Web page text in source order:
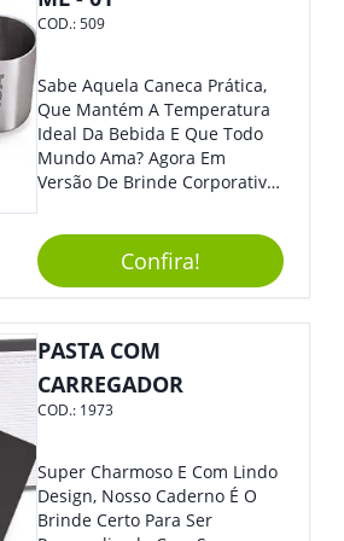
COD.:509
Sabe Aquela Caneca Prática,
Que Mantém A Temperatura
Ideal Da Bebida E Que Todo
Mundo Ama? Agora Em
Versão De Brinde Corporativo
Sua Marca Com Muito Estilo E
Acrescentar Ainda Mais
Praticidade À Eventos E Feiras
De Exposição.
Confira!
PASTA COM
CARREGADOR
COD.: 1973
Super Charmoso E Com Lindo
Design, Nosso Caderno É O
Brinde Certo Para Ser